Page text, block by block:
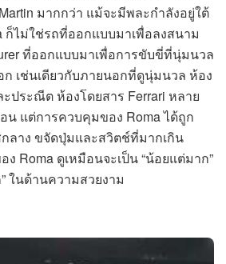
มากกว่า แม้จะมีพละกำลังอยู่ใต้
ก็ไม่ใช่รถที่ออกแบบมาเพื่อลงสนาม
ที่ออกแบบมาเพื่อการขับขี่ที่นุ่มนวล
เช่นเดียวกับภายนอกที่ดูนุ่มนวล ห้อง
ะประณีต ห้องโดยสาร Ferrari หลาย
แต่การควบคุมของ Roma ได้ถูก
ลาง ขจัดปุ่มและสวิตช์ที่มากเกิน
Roma ดูเหมือนจะเป็น “น้อยแต่มาก”
ในด้านความสวยงาม